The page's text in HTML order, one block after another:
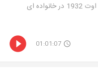
آبه به بیکیلا در هفتم اوت 1932 در خانواده ای
01:01:07